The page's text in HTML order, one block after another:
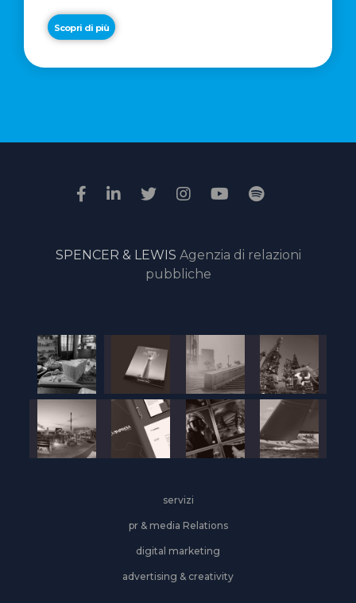
Scopri di più
“Passione
il
della
giuria
online
SPENCER & LEWIS Agenzia di relazioni
pubbliche
servizi
pr & media Relations
digital marketing
advertising & creativity